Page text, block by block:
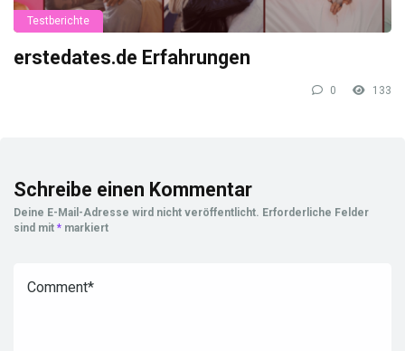
Testberichte
erstedates.de Erfahrungen
0 133
Schreibe einen Kommentar
Deine E-Mail-Adresse wird nicht veröffentlicht. Erforderliche Felder
sind mit * markiert